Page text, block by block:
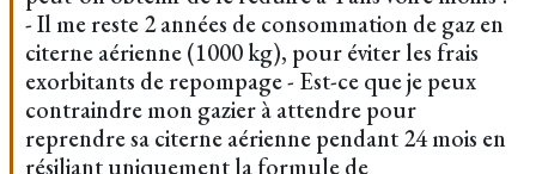
- Il me reste 2 années de consommation de gaz en
citerne aérienne (1000 kg), pour éviter les frais
exorbitants de repompage - Est-ce que je peux
contraindre mon gazier à attendre pour
reprendre sa citerne aérienne pendant 24 mois en
résiliant uniquement la formule de